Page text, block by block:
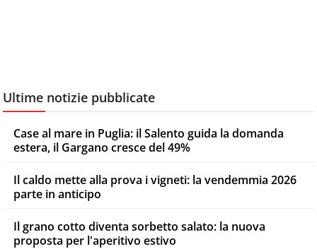
Ultime notizie pubblicate
Case al mare in Puglia: il Salento guida la domanda
estera, il Gargano cresce del 49%
Il caldo mette alla prova i vigneti: la vendemmia 2026
parte in anticipo
Il grano cotto diventa sorbetto salato: la nuova
proposta per l'aperitivo estivo